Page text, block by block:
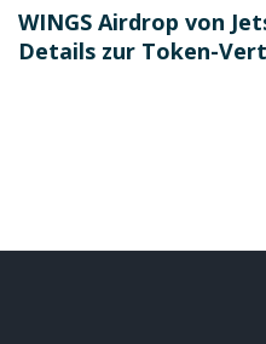
WINGS Airdrop von
Details zur Token-